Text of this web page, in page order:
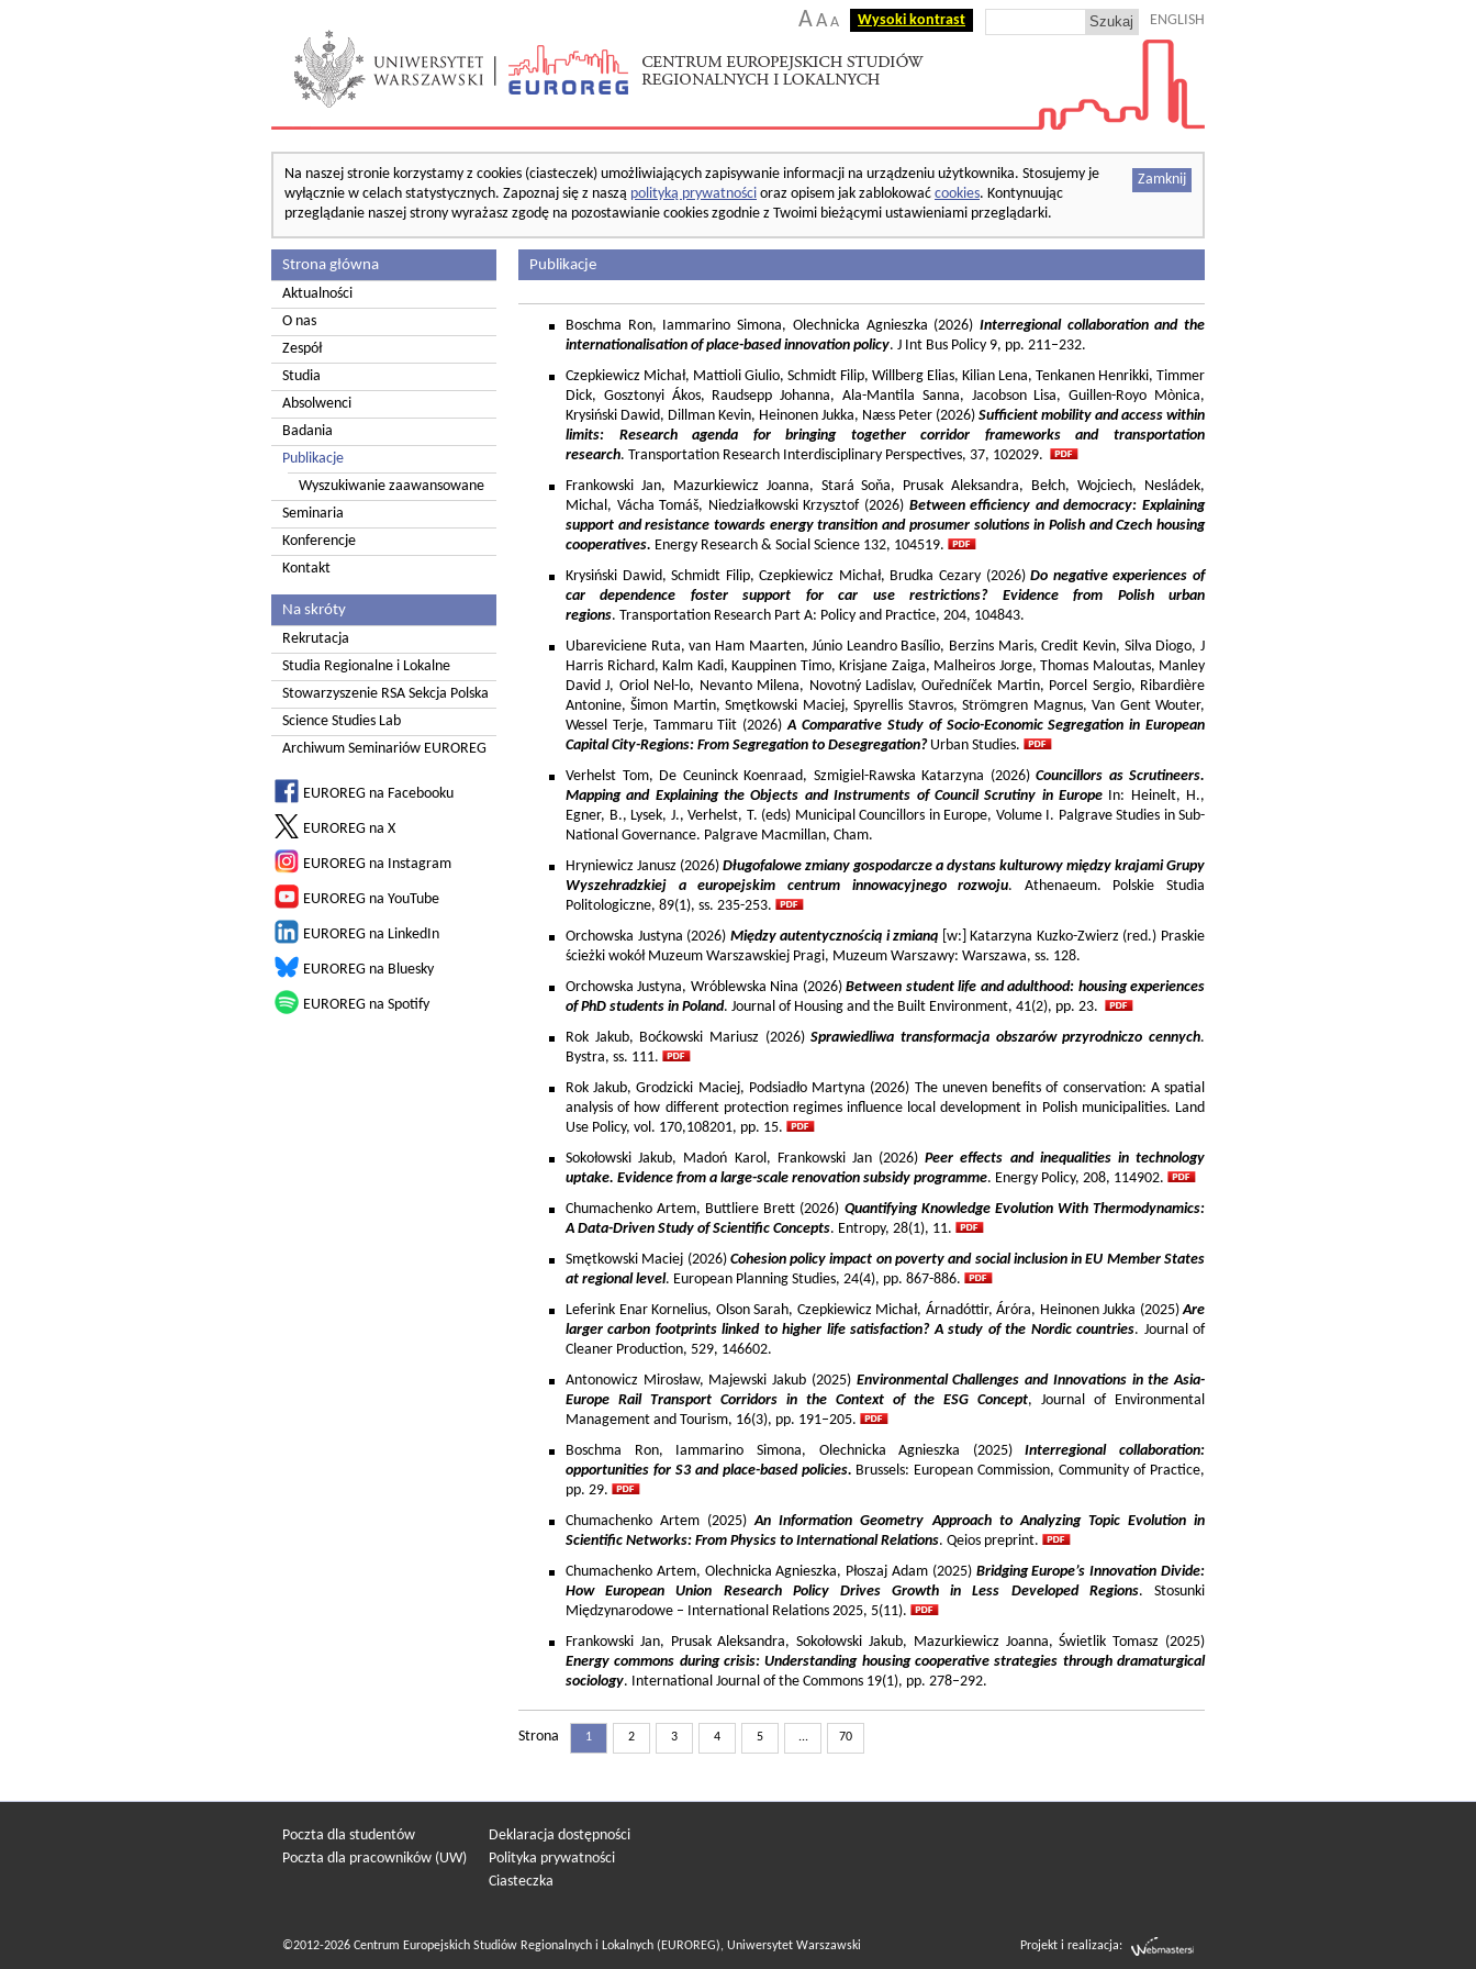
AA A Wysoki kontrast ENGLISH
Zamknij
Na naszej stronie korzystamy z cookies (ciasteczek) umożliwiających zapisywanie informacji na urządzeniu użytkownika. Stosujemy je
wyłącznie w celach statystycznych. Zapoznaj się z naszą polityką prywatności oraz opisem jak zablokować cookies. Kontynuując
przeglądanie naszej strony wyrażasz zgodę na pozostawianie cookies zgodnie z Twoimi bieżącymi ustawieniami przeglądarki.
Strona główna
Aktualności
O nas
Zespół
Studia
Absolwenci
Badania
Publikacje
Wyszukiwanie zaawansowane
Seminaria
Konferencje
Kontakt
Na skróty
Rekrutacja
Studia Regionalne i Lokalne
Stowarzyszenie RSA Sekcja Polska
Science Studies Lab
Archiwum Seminariów EUROREG
EUROREG na Facebooku
EUROREG na X
EUROREG na Instagram
EUROREG na YouTube
EUROREG na LinkedIn
EUROREG na Bluesky
EUROREG na Spotify
Publikacje
Boschma Ron, Iammarino Simona, Olechnicka Agnieszka (2026) Interregional collaboration and the
internationalisation of place-based innovation policy. J Int Bus Policy 9, pp. 211–232.
Czepkiewicz Michał, Mattioli Giulio, Schmidt Filip, Willberg Elias, Kilian Lena, Tenkanen Henrikki, Timmer
Dick, Gosztonyi Ákos, Raudsepp Johanna, Ala-Mantila Sanna, Jacobson Lisa, Guillen-Royo Mònica,
Krysiński Dawid, Dillman Kevin, Heinonen Jukka, Næss Peter (2026) Sufficient mobility and access within
limits: Research agenda for bringing together corridor frameworks and transportation
research. Transportation Research Interdisciplinary Perspectives, 37, 102029.
Frankowski Jan, Mazurkiewicz Joanna, Stará Soňa, Prusak Aleksandra, Bełch, Wojciech, Nesládek,
Michal, Vácha Tomáš, Niedziałkowski Krzysztof (2026) Between efficiency and democracy: Explaining
support and resistance towards energy transition and prosumer solutions in Polish and Czech housing
cooperatives. Energy Research & Social Science 132, 104519.
Krysiński Dawid, Schmidt Filip, Czepkiewicz Michał, Brudka Cezary (2026)Do negative experiences of
car dependence foster support for car use restrictions? Evidence from Polish urban
regions. Transportation Research Part A: Policy and Practice, 204, 104843.
Ubareviciene Ruta, van Ham Maarten, Júnio Leandro Basílio, Berzins Maris, Credit Kevin, Silva Diogo, J
Harris Richard, Kalm Kadi, Kauppinen Timo, Krisjane Zaiga, Malheiros Jorge, Thomas Maloutas, Manley
David J, Oriol Nel-lo, Nevanto Milena, Novotný Ladislav, Ouředníček Martin, Porcel Sergio, Ribardière
Antonine, Šimon Martin, Smętkowski Maciej, Spyrellis Stavros, Strömgren Magnus, Van Gent Wouter,
Wessel Terje, Tammaru Tiit (2026)A Comparative Study of Socio-Economic Segregation in European
Capital City-Regions: From Segregation to Desegregation?Urban Studies.
Verhelst Tom, De Ceuninck Koenraad, Szmigiel-Rawska Katarzyna (2026) Councillors as Scrutineers.
Mapping and Explaining the Objects and Instruments of Council Scrutiny in EuropeIn: Heinelt, H.,
Egner, B., Lysek, J., Verhelst, T. (eds) Municipal Councillors in Europe, Volume I. Palgrave Studies in Sub-
National Governance. Palgrave Macmillan, Cham.
Hryniewicz Janusz (2026) Długofalowe zmiany gospodarcze a dystans kulturowy między krajami Grupy
Wyszehradzkiej a europejskim centrum innowacyjnego rozwoju. Athenaeum. Polskie Studia
Politologiczne, 89(1), ss. 235-253.
Orchowska Justyna (2026) Między autentycznością i zmianą [w:] Katarzyna Kuzko-Zwierz (red.) Praskie
ścieżki wokół Muzeum Warszawskiej Pragi, Muzeum Warszawy: Warszawa, ss. 128.
Orchowska Justyna, Wróblewska Nina (2026)Between student life and adulthood: housing experiences
of PhD students in Poland. Journal of Housing and the Built Environment, 41(2), pp. 23.
Rok Jakub, Boćkowski Mariusz (2026)Sprawiedliwa transformacja obszarów przyrodniczo cennych.
Bystra, ss. 111.
Rok Jakub, Grodzicki Maciej, Podsiadło Martyna (2026) The uneven benefits of conservation: A spatial
analysis of how different protection regimes influence local development in Polish municipalities. Land
Use Policy, vol. 170,108201, pp. 15.
Sokołowski Jakub, Madoń Karol, Frankowski Jan (2026)Peer effects and inequalities in technology
uptake. Evidence from a large-scale renovation subsidy programme. Energy Policy, 208, 114902.
Chumachenko Artem, Buttliere Brett (2026) Quantifying Knowledge Evolution With Thermodynamics:
A Data-Driven Study of Scientific Concepts. Entropy, 28(1), 11.
Smętkowski Maciej (2026) Cohesion policy impact on poverty and social inclusion in EU Member States
at regional level. European Planning Studies, 24(4), pp. 867-886.
Leferink Enar Kornelius, Olson Sarah, Czepkiewicz Michał, Árnadóttir, Áróra, Heinonen Jukka (2025)Are
larger carbon footprints linked to higher life satisfaction? A study of the Nordic countries. Journal of
Cleaner Production, 529, 146602.
Antonowicz Mirosław, Majewski Jakub (2025) Environmental Challenges and Innovations in the Asia-
Europe Rail Transport Corridors in the Context of the ESG Concept, Journal of Environmental
Management and Tourism, 16(3), pp. 191–205.
Boschma Ron, Iammarino Simona, Olechnicka Agnieszka (2025)Interregional collaboration:
opportunities for S3 and place-based policies. Brussels: European Commission, Community of Practice,
pp. 29.
Chumachenko Artem (2025)An Information Geometry Approach to Analyzing Topic Evolution in
Scientific Networks: From Physics to International Relations. Qeios preprint.
Chumachenko Artem, Olechnicka Agnieszka, Płoszaj Adam (2025) Bridging Europe’s Innovation Divide:
How European Union Research Policy Drives Growth in Less Developed Regions. Stosunki
Międzynarodowe – International Relations 2025, 5(11).
Frankowski Jan, Prusak Aleksandra, Sokołowski Jakub, Mazurkiewicz Joanna, Świetlik Tomasz (2025)
Energy commons during crisis: Understanding housing cooperative strategies through dramaturgical
sociology. International Journal of the Commons 19(1), pp. 278–292.
Strona 1 2 3 4 5 ... 70
Poczta dla studentów
Poczta dla pracowników (UW)
Deklaracja dostępności
Polityka prywatności
Ciasteczka
©2012-2026 Centrum Europejskich Studiów Regionalnych i Lokalnych (EUROREG), Uniwersytet Warszawski Projekt i realizacja: